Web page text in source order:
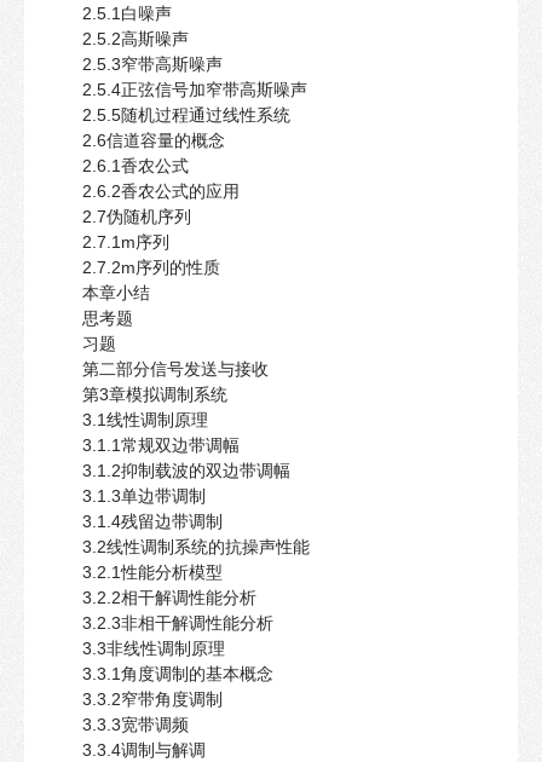
2.5.1白噪声
2.5.2高斯噪声
2.5.3窄带高斯噪声
2.5.4正弦信号加窄带高斯噪声
2.5.5随机过程通过线性系统
2.6信道容量的概念
2.6.1香农公式
2.6.2香农公式的应用
2.7伪随机序列
2.7.1m序列
2.7.2m序列的性质
本章小结
思考题
习题
第二部分信号发送与接收
第3章模拟调制系统
3.1线性调制原理
3.1.1常规双边带调幅
3.1.2抑制载波的双边带调幅
3.1.3单边带调制
3.1.4残留边带调制
3.2线性调制系统的抗操声性能
3.2.1性能分析模型
3.2.2相干解调性能分析
3.2.3非相干解调性能分析
3.3非线性调制原理
3.3.1角度调制的基本概念
3.3.2窄带角度调制
3.3.3宽带调频
3.3.4调制与解调